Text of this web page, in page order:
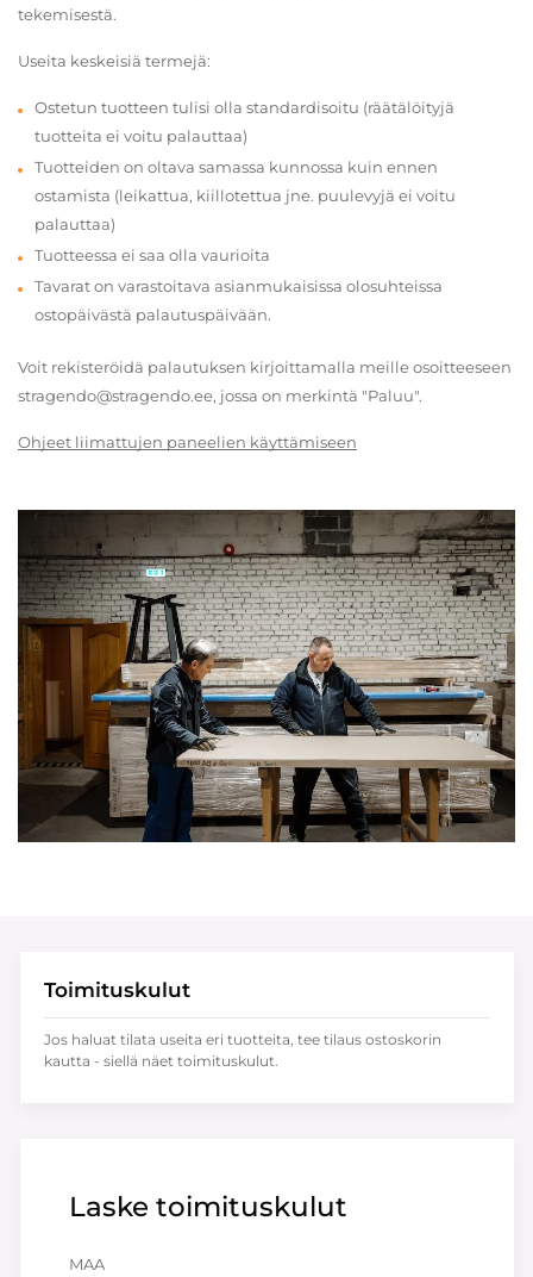
tekemisestä.
Useita keskeisiä termejä:
Ostetun tuotteen tulisi olla standardisoitu (räätälöityjä
tuotteita ei voitu palauttaa)
Tuotteiden on oltava samassa kunnossa kuin ennen
ostamista (leikattua, kiillotettua jne. puulevyjä ei voitu
palauttaa)
Tuotteessa ei saa olla vaurioita
Tavarat on varastoitava asianmukaisissa olosuhteissa
ostopäivästä palautuspäivään.
Voit rekisteröidä palautuksen kirjoittamalla meille osoitteeseen
stragendo@stragendo.ee, jossa on merkintä "Paluu".
Ohjeet liimattujen paneelien käyttämiseen
Laske toimituskulut
MAA
Toimituskulut
Jos haluat tilata useita eri tuotteita, tee tilaus ostoskorin
kautta - siellä näet toimituskulut.